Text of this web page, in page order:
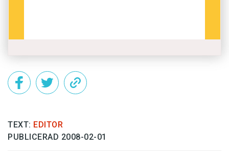
TEXT: EDITOR
PUBLICERAD 2008-02-01